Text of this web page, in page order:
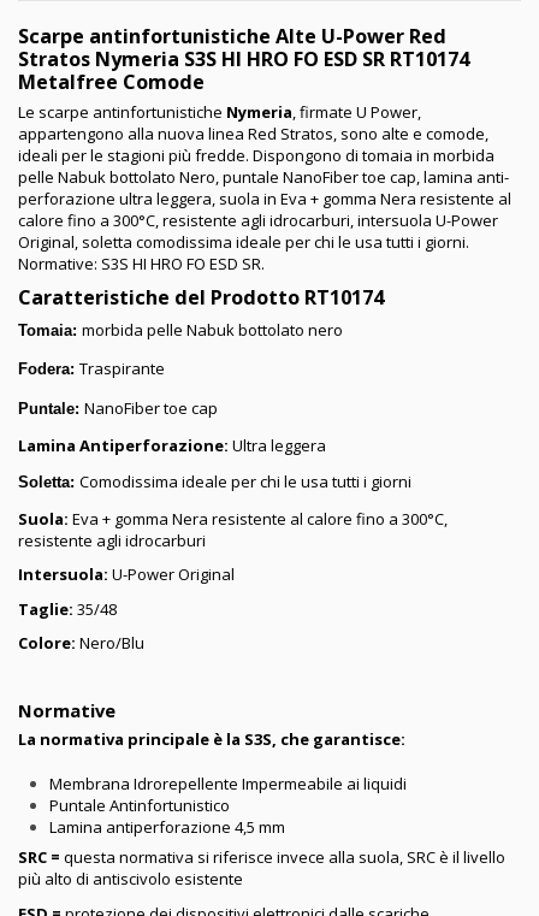
Scarpe antinfortunistiche Alte U-Power Red
Stratos Nymeria S3S HI HRO FO ESD SR RT10174
Metalfree Comode
Le scarpe antinfortunistiche Nymeria, firmate U Power,
appartengono alla nuova linea Red Stratos, sono alte e comode,
ideali per le stagioni più fredde. Dispongono di tomaia in morbida
pelle Nabuk bottolato Nero, puntale NanoFiber toe cap, lamina anti-
perforazione ultra leggera, suola in Eva + gomma Nera resistente al
calore fino a 300°C, resistente agli idrocarburi, intersuola U-Power
Original, soletta comodissima ideale per chi le usa tutti i giorni.
Normative: S3S HI HRO FO ESD SR.
Caratteristiche del Prodotto RT10174
Tomaia: morbida pelle Nabuk bottolato nero
Fodera: Traspirante
Puntale: NanoFiber toe cap
Lamina Antiperforazione: Ultra leggera
Soletta: Comodissima ideale per chi le usa tutti i giorni
Suola: Eva + gomma Nera resistente al calore fino a 300°C,
resistente agli idrocarburi
Intersuola: U-Power Original
Taglie: 35/48
Colore: Nero/Blu
Normative
La normativa principale è la S3S, che garantisce:
Membrana Idrorepellente Impermeabile ai liquidi
Puntale Antinfortunistico
Lamina antiperforazione 4,5 mm
SRC = questa normativa si riferisce invece alla suola, SRC è il livello
più alto di antiscivolo esistente